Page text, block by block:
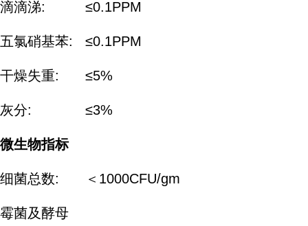
滴滴涕: ≤0.1PPM
五氯硝基苯: ≤0.1PPM
干燥失重: ≤5%
灰分: ≤3%
微生物指标
细菌总数: ＜1000CFU/gm
霉菌及酵母